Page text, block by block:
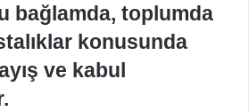
bağlamda, toplumda
konusunda
ve kabul